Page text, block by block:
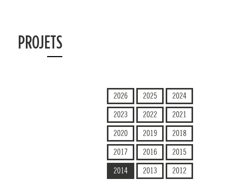
PROJETS
2026 2025 2024
2023 2022 2021
2020 2019 2018
2017 2016 2015
2014 2013 2012